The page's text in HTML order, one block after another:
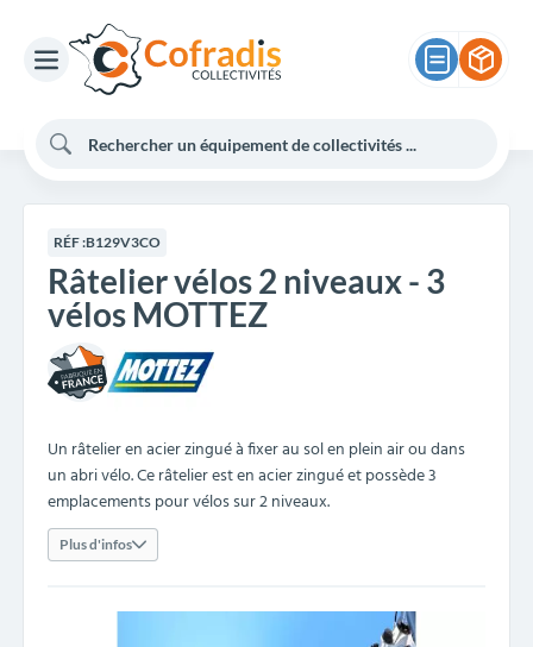
RÉF :B129V3CO
Râtelier vélos 2 niveaux - 3
vélos MOTTEZ
Un râtelier en acier zingué à fixer au sol en plein air ou dans
un abri vélo. Ce râtelier est en acier zingué et possède 3
emplacements pour vélos sur 2 niveaux.
Plus d'infos